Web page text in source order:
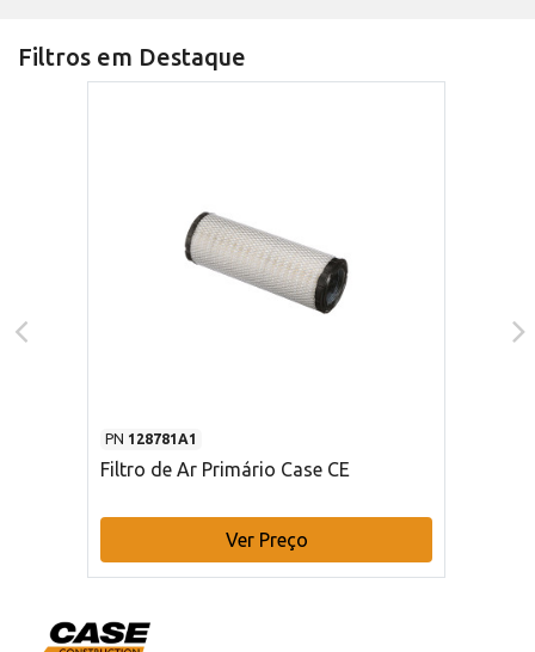
Filtros em Destaque
PN 128781A1
Filtro de Ar Primário Case CE
Ver Preço